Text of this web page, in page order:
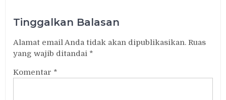
Tinggalkan Balasan
Alamat email Anda tidak akan dipublikasikan. Ruas
yang wajib ditandai *
Komentar *